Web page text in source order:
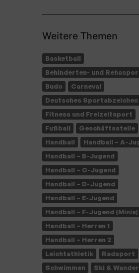
Weitere Themen
Basketball
Behinderten- und
Budo
Carneval
Deutsches Sportabzeichen
Fitness und Freizeitsport
Fußball
Geschäftsstelle
Handball
Handball – A-
Handball – B-Jugend
Handball – C-Jugend
Handball – D-Jugend
Handball – E-Jugend
Handball – F-Jugend (Minis)
Handball – Herren 1
Handball – Herren 2
Leichtathletik
Radsport
Schwimmen
Ski &